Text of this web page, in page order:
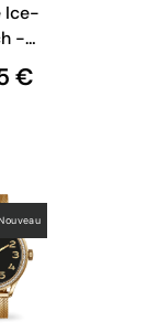
Ice-
-
2.0
-
€